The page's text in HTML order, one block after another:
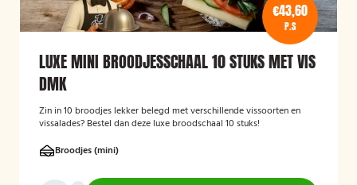
€43,60
P.S
LUXE MINI BROODJESSCHAAL 10 STUKS MET VIS
DMK
Zin in 10 broodjes lekker belegd met verschillende vissoorten en
vissalades? Bestel dan deze luxe broodschaal 10 stuks!
Broodjes (mini)